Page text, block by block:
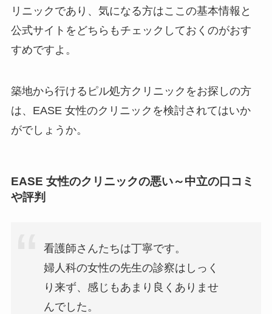
リニックであり、気になる方はここの基本情報と
公式サイトをどちらもチェックしておくのがおす
すめですよ。
築地から行けるピル処方クリニックをお探しの方
は、EASE 女性のクリニックを検討されてはいか
がでしょうか。
EASE 女性のクリニックの悪い～中立の口コミ
や評判
看護師さんたちは丁寧です。
婦人科の女性の先生の診察はしっく
り来ず、感じもあまり良くありませ
んでした。